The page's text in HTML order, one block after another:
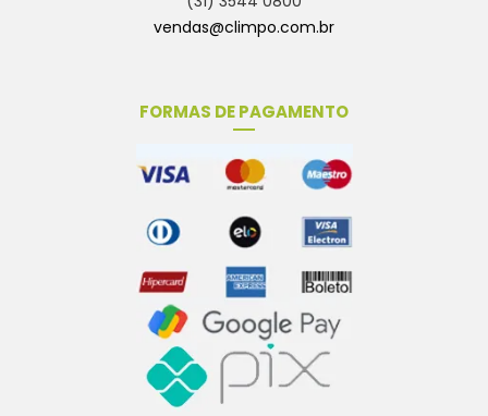
vendas@climpo.com.br
FORMAS DE PAGAMENTO